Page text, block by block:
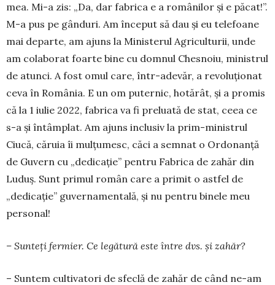
mea. Mi-a zis: „Da, dar fabrica e a ro­mânilor și e păcat!”.
M-a pus pe gânduri. Am în­ceput să dau și eu telefoane
mai departe, am ajuns la Ministerul Agriculturii, unde
am colaborat foarte bine cu domnul Chesnoiu, ministrul
de atunci. A fost omul care, într-adevăr, a re­voluționat
ceva în Ro­mânia. E un om puternic, hotărât, și a pro­mis
că la 1 iulie 2022, fabrica va fi pre­luată de stat, ceea ce
s-a și în­tâmplat. Am ajuns inclusiv la prim-ministrul
Ciu­că, căruia îi mulțumesc, căci a semnat o Ordo­nanță
de Guvern cu „dedicație” pentru Fabrica de zahăr din
Lu­duș. Sunt primul român care a primit o astfel de
„dedicație” gu­vernamentală, și nu pentru binele meu
personal!
– Sunteți fermier. Ce legătură este între dvs. și zahăr?
– Suntem cultivatori de sfeclă de zahăr de când ne-am